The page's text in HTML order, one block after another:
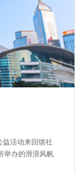
益活动来回馈社
举办的滑浪风帆